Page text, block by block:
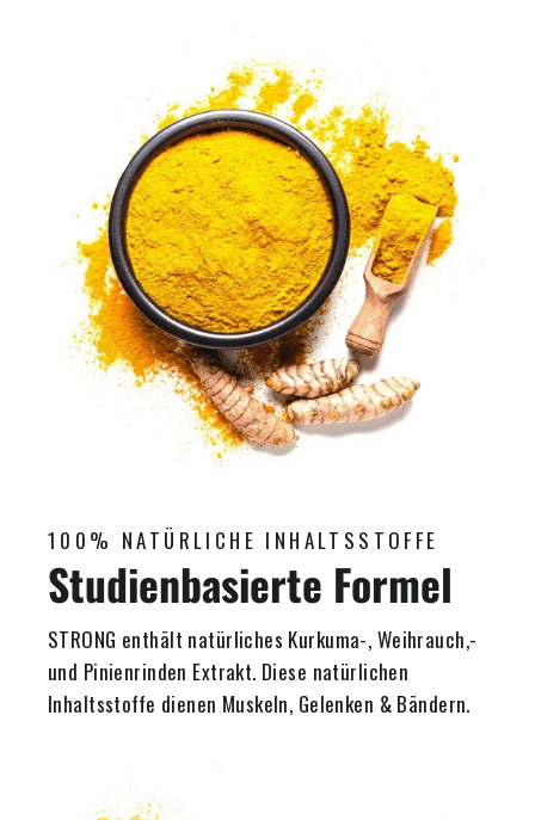
100% NATÜRLICHE INHALTSSTOFFE
Studienbasierte Formel
STRONG enthält natürliches Kurkuma-, Weihrauch,-
und Pinienrinden Extrakt. Diese natürlichen
Inhaltsstoffe dienen Muskeln, Gelenken & Bändern.